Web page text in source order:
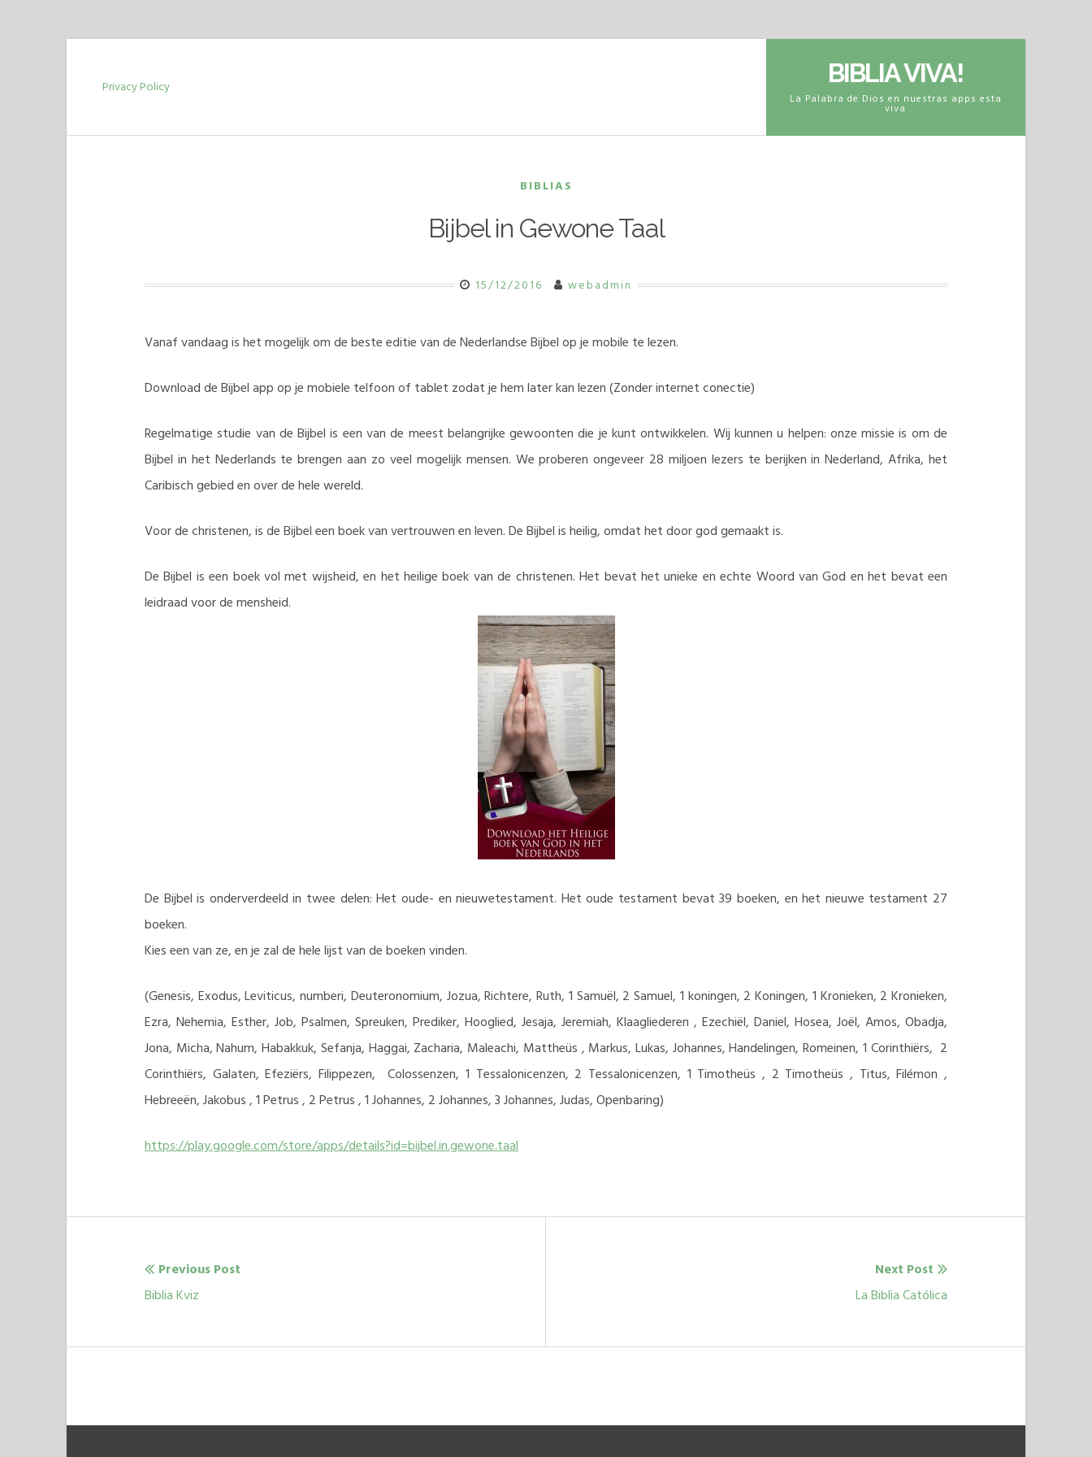
BIBLIA VIVA!
La Palabra de Dios en nuestras apps esta
viva
Privacy Policy
BIBLIAS
Bijbel in Gewone Taal
15/12/2016 webadmin
Vanaf vandaag is het mogelijk om de beste editie van de Nederlandse Bijbel op je mobile te lezen.
Download de Bijbel app op je mobiele telfoon of tablet zodat je hem later kan lezen (Zonder internet conectie)
Regelmatige studie van de Bijbel is een van de meest belangrijke gewoonten die je kunt ontwikkelen. Wij kunnen u helpen: onze missie is om de
Bijbel in het Nederlands te brengen aan zo veel mogelijk mensen. We proberen ongeveer 28 miljoen lezers te berijken in Nederland, Afrika, het
Caribisch gebied en over de hele wereld.
Voor de christenen, is de Bijbel een boek van vertrouwen en leven. De Bijbel is heilig, omdat het door god gemaakt is.
De Bijbel is een boek vol met wijsheid, en het heilige boek van de christenen. Het bevat het unieke en echte Woord van God en het bevat een
leidraad voor de mensheid.
De Bijbel is onderverdeeld in twee delen: Het oude- en nieuwetestament. Het oude testament bevat 39 boeken, en het nieuwe testament 27
boeken.
Kies een van ze, en je zal de hele lijst van de boeken vinden.
(Genesis, Exodus, Leviticus, numberi, Deuteronomium, Jozua, Richtere, Ruth, 1 Samuël, 2 Samuel, 1 koningen, 2 Koningen, 1 Kronieken, 2 Kronieken,
Ezra, Nehemia, Esther, Job, Psalmen, Spreuken, Prediker, Hooglied, Jesaja, Jeremiah, Klaagliederen , Ezechiël, Daniel, Hosea, Joël, Amos, Obadja,
Jona, Micha, Nahum, Habakkuk, Sefanja, Haggai, Zacharia, Maleachi, Mattheüs , Markus, Lukas, Johannes, Handelingen, Romeinen, 1 Corinthiërs, 2
Corinthiërs, Galaten, Efeziërs, Filippezen, Colossenzen, 1 Tessalonicenzen, 2 Tessalonicenzen, 1 Timotheüs , 2 Timotheüs , Titus, Filémon ,
Hebreeën, Jakobus , 1 Petrus , 2 Petrus , 1 Johannes, 2 Johannes, 3 Johannes, Judas, Openbaring)
https://play.google.com/store/apps/details?id=bijbel.in.gewone.taal
Navegación
Previous Post
Previous
Biblia Kviz
Next Post
Next
La Biblia Católica